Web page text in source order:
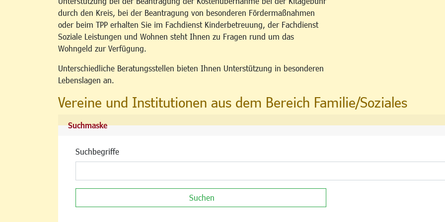
durch den Kreis, bei der Beantragung von besonderen Fördermaßnahmen
oder beim TPP erhalten Sie im Fachdienst Kinderbetreuung, der Fachdienst
Soziale Leistungen und Wohnen steht Ihnen zu Fragen rund um das
Wohngeld zur Verfügung.
Unterschiedliche Beratungsstellen bieten Ihnen Unterstützung in besonderen
Lebenslagen an.
Vereine und Institutionen aus dem Bereich Familie/Soziales
Suchmaske
Suchbegriffe
Suchen